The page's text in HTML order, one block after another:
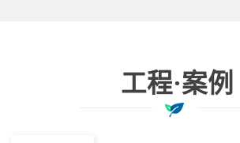
工程·案例